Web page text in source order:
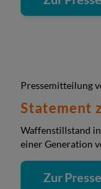
Pressemitteilung
Statement
Waffenstillstand
einer Generation
Zur